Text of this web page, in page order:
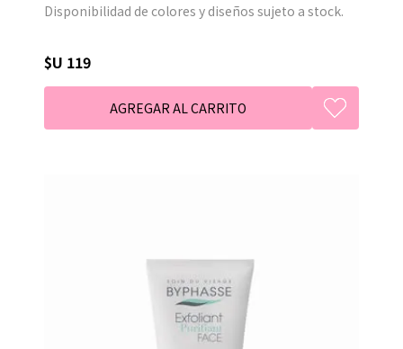
Disponibilidad de colores y diseños sujeto a stock.
$U 119